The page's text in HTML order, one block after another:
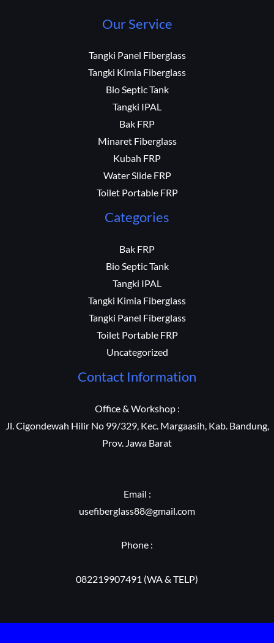
Our Service
Tangki Panel Fiberglass
Tangki Kimia Fiberglass
Bio Septic Tank
Tangki IPAL
Bak FRP
Minaret Fiberglass
Kubah FRP
Water Slide FRP
Toilet Portable FRP
Categories
Bak FRP
Bio Septic Tank
Tangki IPAL
Tangki Kimia Fiberglass
Tangki Panel Fiberglass
Toilet Portable FRP
Uncategorized
Contact Information
Office & Workshop :
Jl. Cigondewah Hilir No 99/329, Kec. Margaasih, Kab. Bandung,
Prov. Jawa Barat
Email :
usefiberglass88@gmail.com
Phone :
082219907491 (WA & TELP)